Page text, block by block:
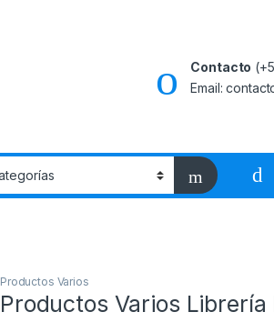
Contacto
Email:
Productos Varios
Productos Varios Librería